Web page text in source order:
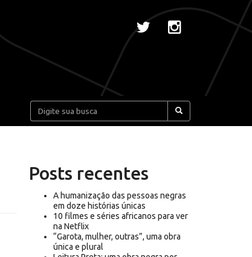
Pesquisar:
Posts recentes
A humanização das pessoas negras
em doze histórias únicas
10 filmes e séries africanos para ver
na Netflix
“Garota, mulher, outras”, uma obra
única e plural